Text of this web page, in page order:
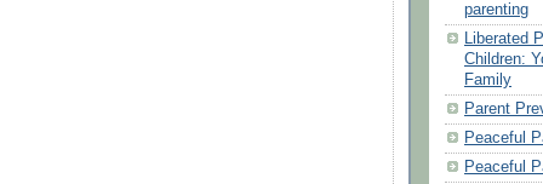
parenting
Liberated
Children:
Family
Parent
Peaceful
Peaceful